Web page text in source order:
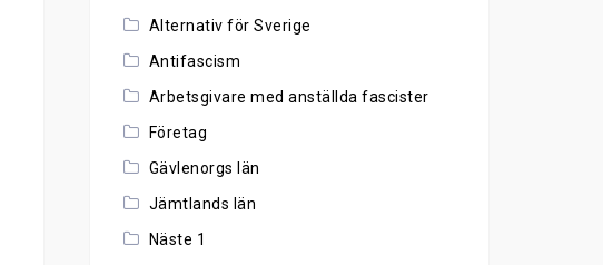
Alternativ för Sverige
Antifascism
Arbetsgivare med anställda fascister
Företag
Gävlenorgs län
Jämtlands län
Näste 1